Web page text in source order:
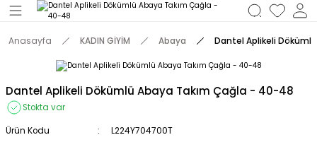
Anasayfa KADIN GİYİM Abaya Dantel Aplikeli
Dantel Aplikeli Dökümlü Abaya Takım Çağla - 40-48
Stokta var
Ürün Kodu L224Y704700T